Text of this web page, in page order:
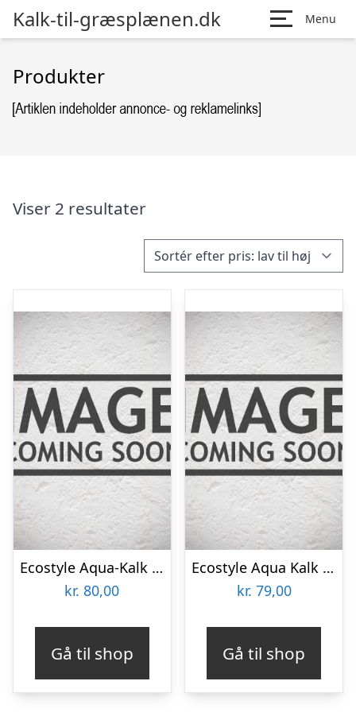
Kalk-til-græsplænen.dk Menu
Produkter
Viser 2 resultater
Ecostyle Aqua-Kalk – 1147
kr. 80,00
Gå til shop
Ecostyle Aqua Kalk 7Kg – 1353
kr. 79,00
Gå til shop